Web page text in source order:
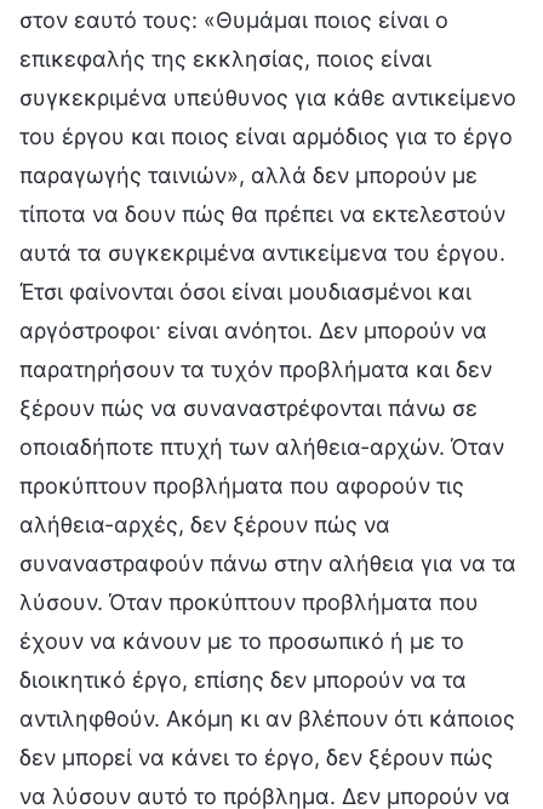
στον εαυτό τους: «Θυμάμαι ποιος είναι ο
επικεφαλής της εκκλησίας, ποιος είναι
συγκεκριμένα υπεύθυνος για κάθε αντικείμενο
του έργου και ποιος είναι αρμόδιος για το έργο
παραγωγής ταινιών», αλλά δεν μπορούν με
τίποτα να δουν πώς θα πρέπει να εκτελεστούν
αυτά τα συγκεκριμένα αντικείμενα του έργου.
Έτσι φαίνονται όσοι είναι μουδιασμένοι και
αργόστροφοι· είναι ανόητοι. Δεν μπορούν να
παρατηρήσουν τα τυχόν προβλήματα και δεν
ξέρουν πώς να συναναστρέφονται πάνω σε
οποιαδήποτε πτυχή των αλήθεια-αρχών. Όταν
προκύπτουν προβλήματα που αφορούν τις
αλήθεια-αρχές, δεν ξέρουν πώς να
συναναστραφούν πάνω στην αλήθεια για να τα
λύσουν. Όταν προκύπτουν προβλήματα που
έχουν να κάνουν με το προσωπικό ή με το
διοικητικό έργο, επίσης δεν μπορούν να τα
αντιληφθούν. Ακόμη κι αν βλέπουν ότι κάποιος
δεν μπορεί να κάνει το έργο, δεν ξέρουν πώς
να λύσουν αυτό το πρόβλημα. Δεν μπορούν να